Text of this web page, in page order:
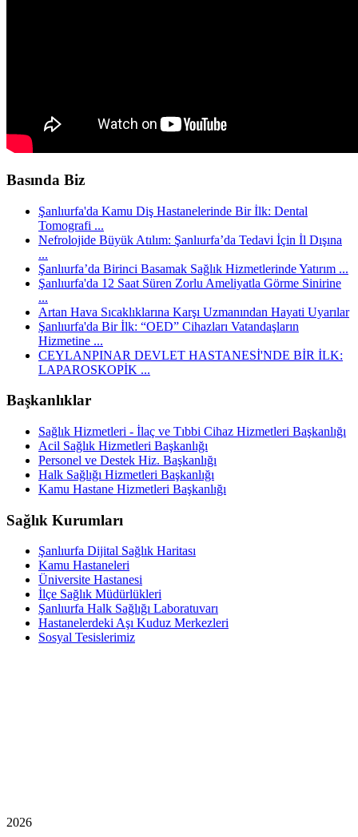
Basında Biz
Şanlıurfa'da Kamu Diş Hastanelerinde Bir İlk: Dental
Tomografi ...
Nefrolojide Büyük Atılım: Şanlıurfa’da Tedavi İçin İl Dışına
...
Şanlıurfa’da Birinci Basamak Sağlık Hizmetlerinde Yatırım ...
Şanlıurfa'da 12 Saat Süren Zorlu Ameliyatla Görme Sinirine
...
Artan Hava Sıcaklıklarına Karşı Uzmanından Hayati Uyarılar
Şanlıurfa'da Bir İlk: “OED” Cihazları Vatandaşların
Hizmetine ...
CEYLANPINAR DEVLET HASTANESİ'NDE BİR İLK:
LAPAROSKOPİK ...
Başkanlıklar
Sağlık Hizmetleri - İlaç ve Tıbbi Cihaz Hizmetleri Başkanlığı
Acil Sağlık Hizmetleri Başkanlığı
Personel ve Destek Hiz. Başkanlığı
Halk Sağlığı Hizmetleri Başkanlığı
Kamu Hastane Hizmetleri Başkanlığı
Sağlık Kurumları
Şanlıurfa Dijital Sağlık Haritası
Kamu Hastaneleri
Üniversite Hastanesi
İlçe Sağlık Müdürlükleri
Şanlıurfa Halk Sağlığı Laboratuvarı
Hastanelerdeki Aşı Kuduz Merkezleri
Sosyal Tesislerimiz
2026